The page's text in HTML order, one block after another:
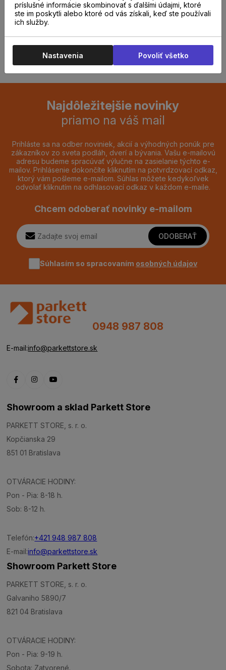
predajni.
REZERVOVAŤ TERMÍN
Najdôležitejšie novinky
priamo na váš mail
Prihláste sa na odber noviniek, akcií a výhodných ponúk pre
zákazníkov zo sveta podláh, dverí a bývania. Vašu e-mailovú
adresu budeme spracúvať výlučne na zasielanie týchto e-
mailov. Prihlásenie dokončíte kliknutím na potvrdzovací odkaz,
ktorý vám pošleme e-mailom. Súhlas môžete kedykoľvek
odvolať kliknutím na odhlasovací odkaz v každom e-maile.
Chcem odoberať novinky e-mailom
ODOBERAŤ
Súhlasím so spracovaním osobných údajov
0948 987 808
E-mail:info@parkettstore.sk
Showroom a sklad Parkett Store
PARKETT STORE, s. r. o.
Kopčianska 29
851 01 Bratislava
OTVÁRACIE HODINY:
Pon - Pia: 8-18 h.
Sob: 8-12 h.
Telefón:+421 948 987 808
E-mail:info@parkettstore.sk
Showroom Parkett Store
PARKETT STORE, s. r. o.
Galvaniho 5890/7
821 04 Bratislava
OTVÁRACIE HODINY:
Pon - Pia: 9-19 h.
Sobota: Zatvorené.
príslušné informácie skombinovať s ďalšími údajmi, ktoré
ste im poskytli alebo ktoré od vás získali, keď ste používali
ich služby.
Nastavenia Povoliť všetko